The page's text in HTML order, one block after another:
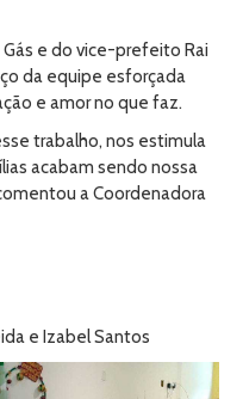
e do vice-prefeito Rai
da equipe esforçada
e amor no que faz.
trabalho, nos estimula
acabam sendo nossa
a Coordenadora
e Izabel Santos